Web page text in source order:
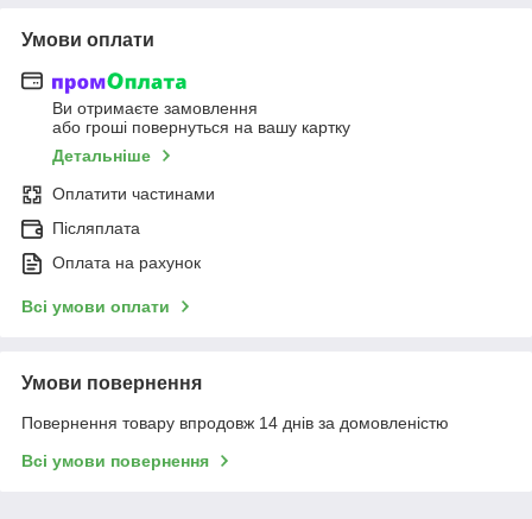
Умови оплати
Ви отримаєте замовлення
або гроші повернуться на вашу картку
Детальніше
Оплатити частинами
Післяплата
Оплата на рахунок
Всі умови оплати
Умови повернення
Повернення товару впродовж 14 днів за домовленістю
Всі умови повернення